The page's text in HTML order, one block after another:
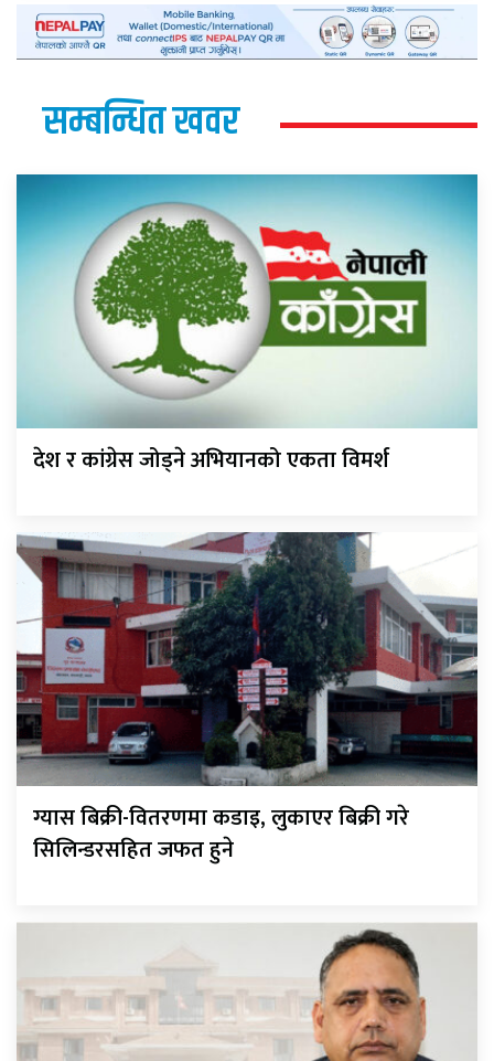
सम्बन्धित खवर
देश र कांग्रेस जोड्ने अभियानको एकता विमर्श
ग्यास बिक्री-वितरणमा कडाइ, लुकाएर बिक्री गरे
सिलिन्डरसहित जफत हुने